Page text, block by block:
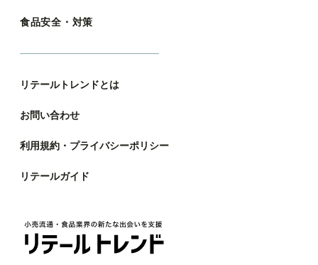
食品安全・対策
リテールトレンドとは
お問い合わせ
利用規約・プライバシーポリシー
リテールガイド